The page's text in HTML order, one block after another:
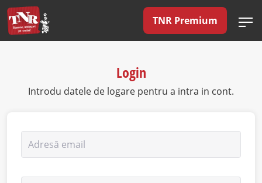
TNR Premium
Login
Introdu datele de logare pentru a intra in cont.
Adresă email